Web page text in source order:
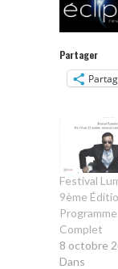
Partager
Festival
9ème
Programme
Complet
8 octobre
Dans